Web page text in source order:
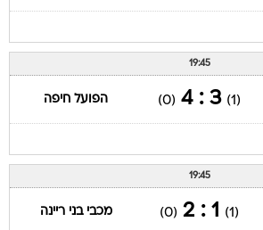
19:45
(1)
3 : 4
(0) הפועל חיפה
19:45
(1)
1 : 2
(0) מכבי בני ריינה